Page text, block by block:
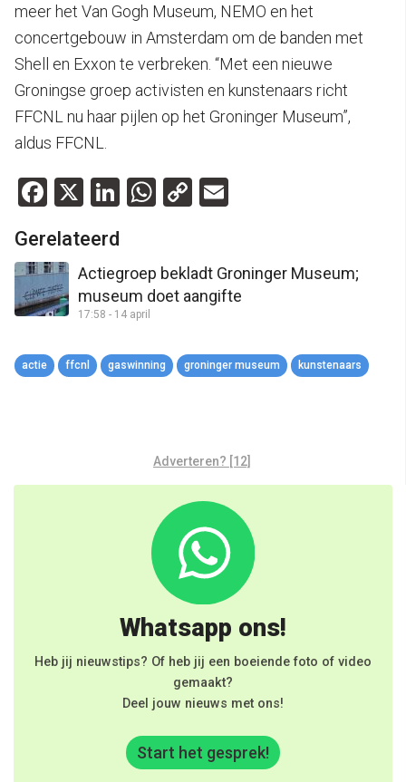
meer het Van Gogh Museum, NEMO en het
concertgebouw in Amsterdam om de banden met
Shell en Exxon te verbreken. “Met een nieuwe
Groningse groep activisten en kunstenaars richt
FFCNL nu haar pijlen op het Groninger Museum”,
aldus FFCNL.
Facebook
X LinkedIn
WhatsApp
Copy
Gerelateerd
Actiegroep bekladt Groninger Museum;
museum doet aangifte
17:58 - 14 april
actie ffcnl gaswinning groninger museum kunstenaars
Adverteren? [12]
Whatsapp ons!
Heb jij nieuwstips? Of heb jij een boeiende foto of video
gemaakt?
Deel jouw nieuws met ons!
Start het gesprek!